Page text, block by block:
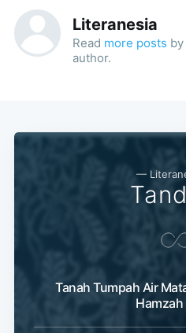
Literanesia
Read more posts
author.
—
Tanah Tumpah Air